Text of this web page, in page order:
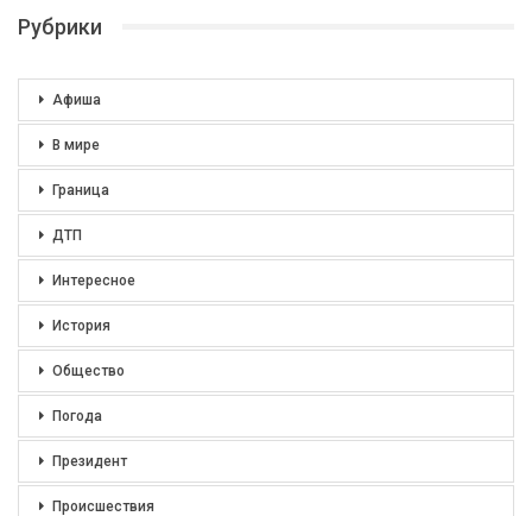
Рубрики
Афиша
В мире
Граница
ДТП
Интересное
История
Общество
Погода
Президент
Происшествия